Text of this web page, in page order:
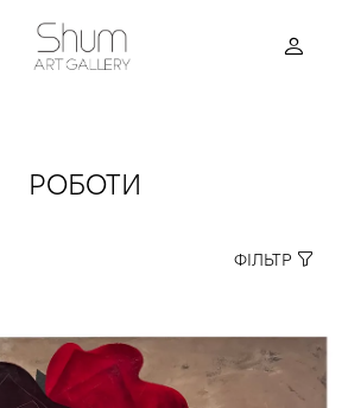
РОБОТИ
ФІЛЬТР